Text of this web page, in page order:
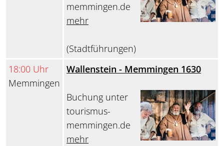
memmingen.de
mehr
(Stadtführungen)
18:00 Uhr
Memmingen
Wallenstein - Memmingen 1630
Buchung unter
tourismus-
memmingen.de
mehr